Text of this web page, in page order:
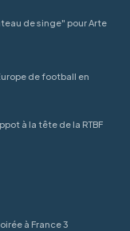
de singe" pour Arte
de football en
à la tête de la RTBF
à France 3